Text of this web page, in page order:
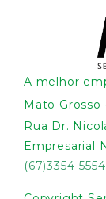
A melhor
Mato Grosso
Rua Dr.
Empresarial
(67)3354-5554